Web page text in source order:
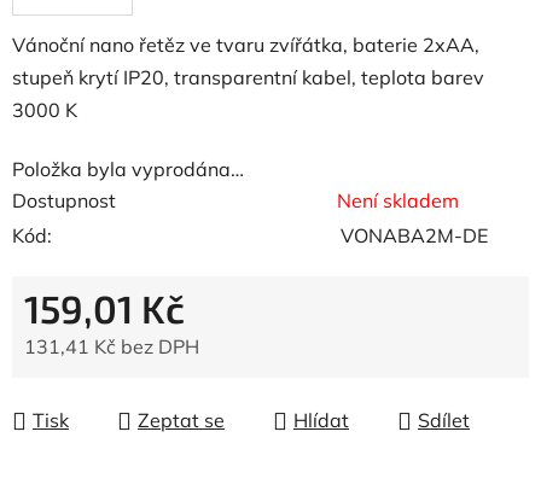
Vánoční nano řetěz ve tvaru zvířátka, baterie 2xAA,
stupeň krytí IP20, transparentní kabel, teplota barev
3000 K
Položka byla vyprodána…
Dostupnost
Není skladem
Kód:
VONABA2M-DE
159,01 Kč
131,41 Kč bez DPH
Tisk
Zeptat se Hlídat Sdílet